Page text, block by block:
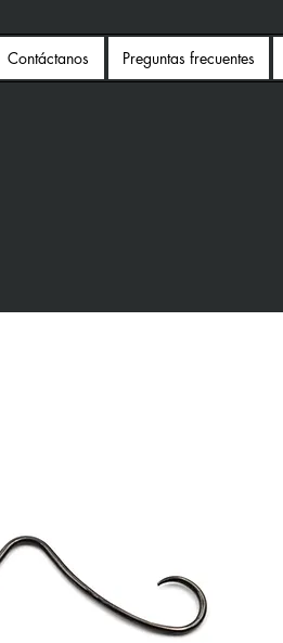
Contáctanos Preguntas frecuentes